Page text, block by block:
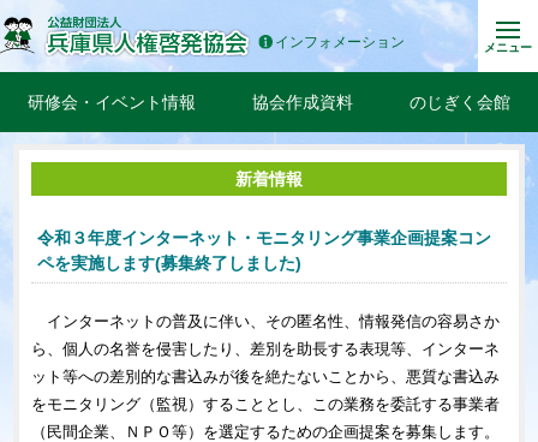
インフォメーション メニュー
研修会・イベント情報 協会作成資料 のじぎく会館
新着情報
令和３年度インターネット・モニタリング事業企画提案コン
ペを実施します(募集終了しました)
インターネットの普及に伴い、その匿名性、情報発信の容易さか
ら、個人の名誉を侵害したり、差別を助長する表現等、インターネ
ット等への差別的な書込みが後を絶たないことから、悪質な書込み
をモニタリング（監視）することとし、この業務を委託する事業者
（民間企業、ＮＰＯ等）を選定するための企画提案を募集します。